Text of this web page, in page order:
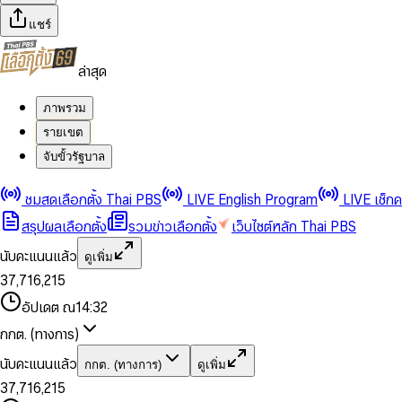
แชร์
ล่าสุด
ภาพรวม
รายเขต
จับขั้วรัฐบาล
ชมสดเลือกตั้ง Thai PBS LIVE English Program
LIVE เช็ก
สรุปผลเลือกตั้ง
รวมข่าวเลือกตั้ง
เว็บไซต์หลัก Thai PBS
นับคะแนนแล้ว
ดูเพิ่ม
0
1
2
3
4
5
6
8
9
2
3
4
5
6
7
8
9
,
0
2
4
6
7
8
9
0
1
2
3
4
5
6
7
8
1
3
5
6
7
8
9
,
1
2
4
5
7
8
9
0
1
3
4
6
7
8
0
2
3
4
5
7
8
อัปเดต ณ14:32
กกต. (ทางการ)
นับคะแนนแล้ว
กกต. (ทางการ) ดูเพิ่ม
0
1
2
3
0
1
2
4
5
6
7,
0
1
2
4
6
7
0
1
0
1
3
5
6,
1
2
0
1
0
2
3
4
5